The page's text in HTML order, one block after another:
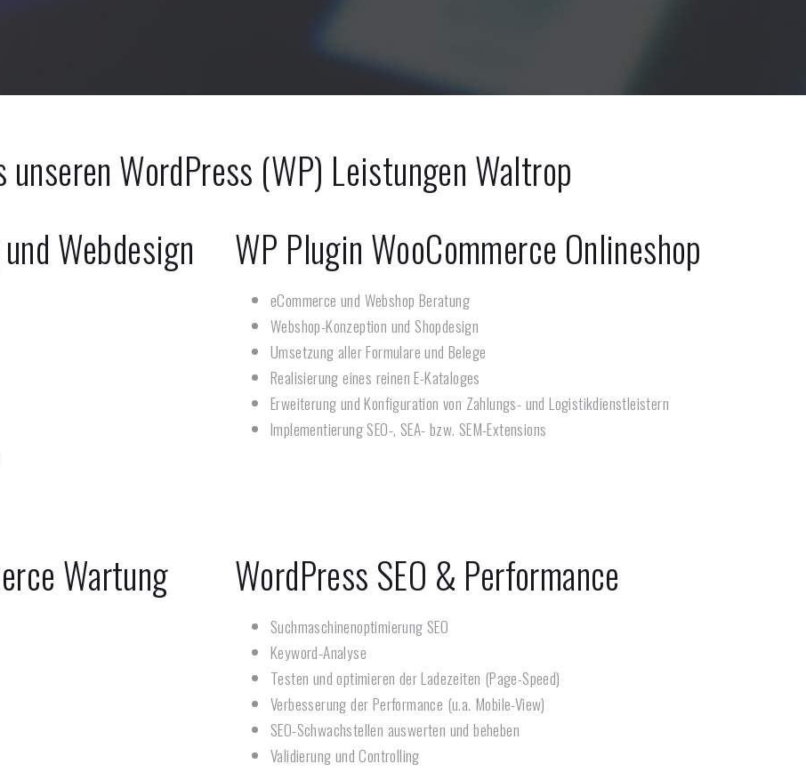
unseren WordPress (WP) Leistungen Waltrop
Webdesign
WP Plugin WooCommerce Onlineshop
eCommerce und Webshop Beratung
Webshop-Konzeption und Shopdesign
Umsetzung aller Formulare und Belege
Realisierung eines reinen E-Kataloges
Erweiterung und Konfiguration von Zahlungs- und Logistikdienstleistern
Implementierung SEO-, SEA- bzw. SEM-Extensions
Wartung
WordPress SEO & Performance
Suchmaschinenoptimierung SEO
Keyword-Analyse
Testen und optimieren der Ladezeiten (Page-Speed)
Verbesserung der Performance (u.a. Mobile-View)
SEO-Schwachstellen auswerten und beheben
Validierung und Controlling